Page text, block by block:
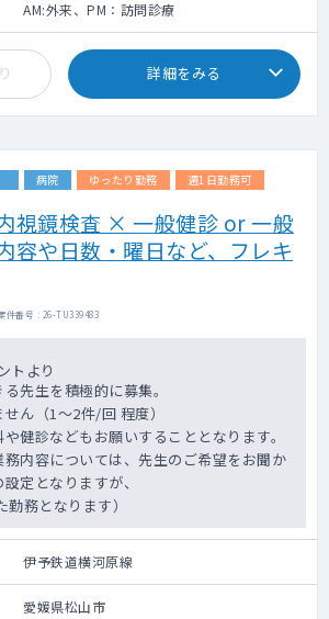
AM:外来、PM：訪問診療
詳細をみる
病院 ゆったり勤務 週1日勤務可
視鏡検査 × 一般健診 or 一般
や日数・曜日など、フレキ
件番号 : 26-TU339483
トより
先生を積極的に募集。
ん（1～2件/回 程度）
健診などもお願いすることとなります。
内容については、先生のご希望をお聞か
定となりますが、
務となります）
伊予鉄道横河原線
愛媛県松山市